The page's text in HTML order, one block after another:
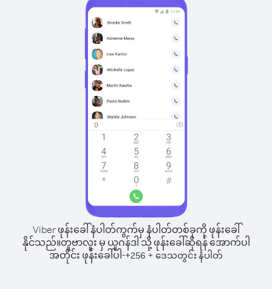
Viber ဖုန်းခေါ်နံပါတ်ကွက်မှ နံပါတ်တစ်ခုကို ဖုန်းခေါ်
နိုင်သည်။တူဗာလူး မှ ယူဂန်ဒါ သို့ ဖုန်းခေါ်ဆိုရန် အောက်ပါ
အတိုင်း ဖုန်းခေါ်ပါ-+256 + ဒေသတွင်း နံပါတ်